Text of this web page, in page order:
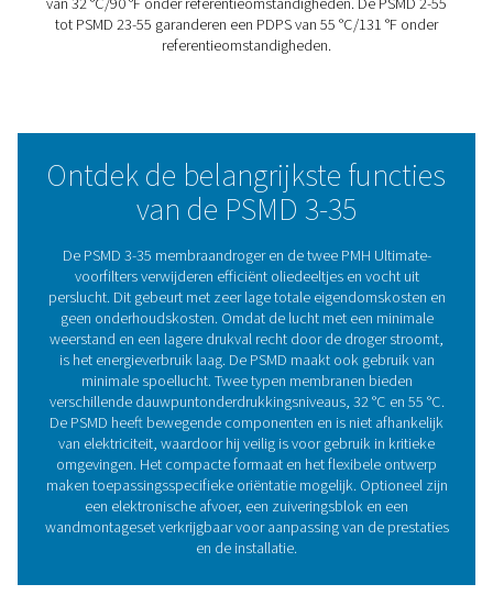
De Pneumatech PSMD 3-35 combineert
perslucht en onderhoudsvrijheid voor de meest
in zware en kritische omgevingen, zoals laboratoria. Hij
ultrastil en ook ideaal voor installatie op het
kleine ruimtes.
eenvoudig te gebruiken en 100% onderhoudsvrij is.
zeer lage drukval en het zuiveringsluchtverbruik
ook de energiebesparing. De PSMD biedt de keuze
typen membranen om de onderdrukking van het
(32 °C/90 °F of 55 °C/131 °F) te bereiken die het beste
Een membraandroger heeft een cilinder met
holle polymeervezels. Door hun selectieve
verwijderen deze vezels waterdamp uit perslucht.